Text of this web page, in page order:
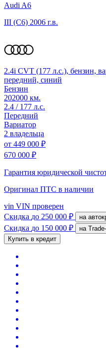
Audi A6
III (C6) 2006 г.в.
2.4i CVT (177 л.с.), бензин,
передний, синий
Бензин
202000 км.
2.4 / 177 л.с.
Передний
Вариатор
2 владельца
от 449 000 ₽
670 000 ₽
Гарантия юридической
Оригинал ПТС в наличии
vin VIN проверен
Скидка до 250 000 ₽ на
Скидка до 150 000 ₽
на
Купить в кредит